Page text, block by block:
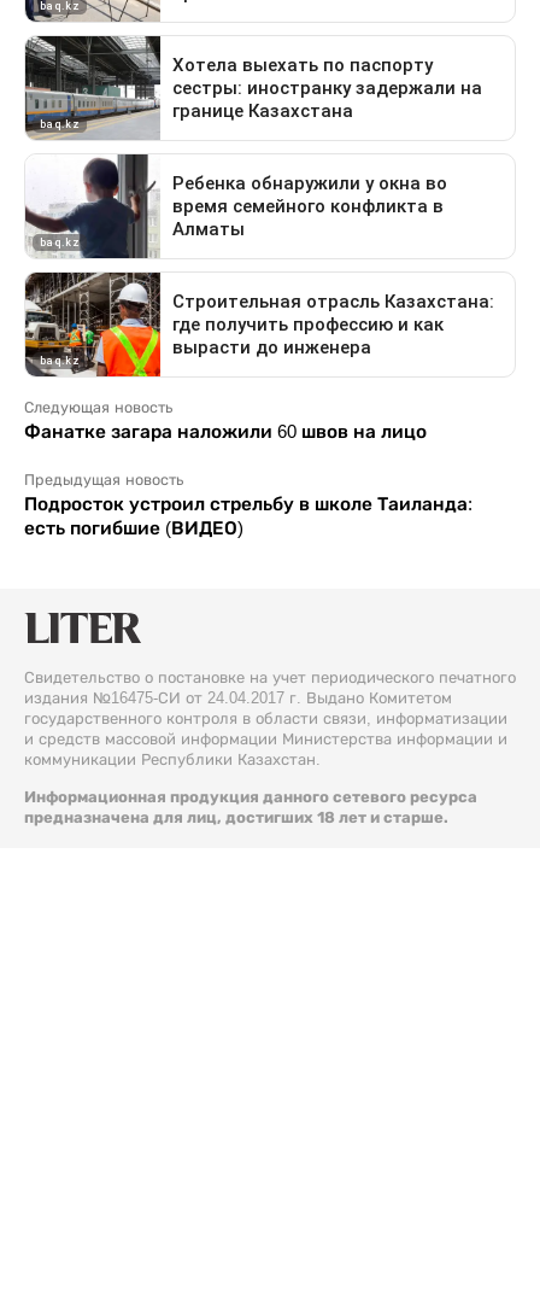
Следующая новость
Фанатке загара наложили 60 швов на лицо
Предыдущая новость
Подросток устроил стрельбу в школе Таиланда:
есть погибшие (ВИДЕО)
Свидетельство о постановке на учет периодического печатного
издания №16475-СИ от 24.04.2017 г. Выдано Комитетом
государственного контроля в области связи, информатизации
и средств массовой информации Министерства информации и
коммуникации Республики Казахстан.
Информационная продукция данного сетевого ресурса
предназначена для лиц, достигших 18 лет и старше.